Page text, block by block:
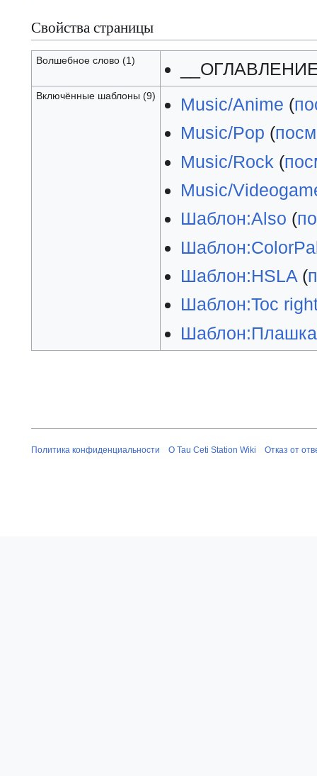
Свойства страницы
Волшебное слово (1)
Включённые шаблоны (9) Music/Anime (
Music/Pop (
Music/Rock (
Music/
Шаблон:Also (
Шаблон:HSLA(
Шаблон:Toc
Шаблон:Плашка
Политика конфиденциальности О Tau Ceti Station Wiki Отказ от